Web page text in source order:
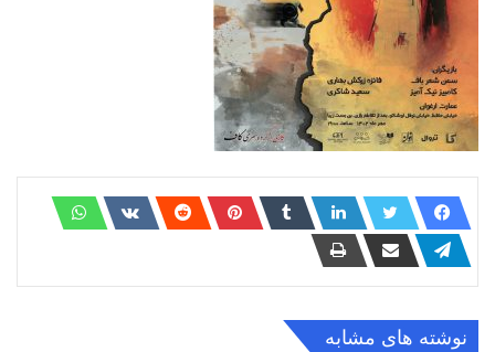
نوشته های مشابه